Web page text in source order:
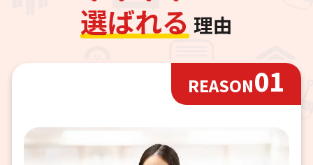
選ばれる 理由
REASON01